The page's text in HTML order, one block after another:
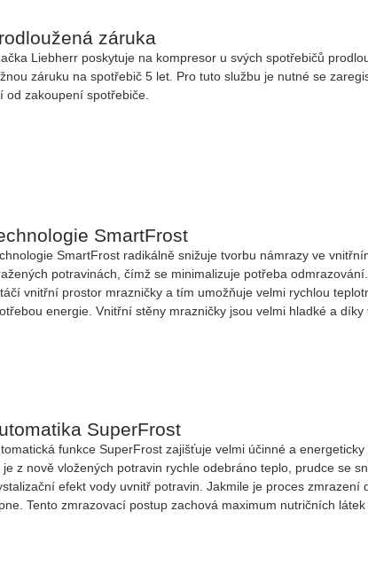
záruka
Liebherr poskytuje na kompresor u svých spotřebičů
záruku na spotřebič 5 let. Pro tuto službu je nutné se
od zakoupení spotřebiče.
SmartFrost
SmartFrost radikálně snižuje tvorbu námrazy ve
potravinách, čímž se minimalizuje potřeba
vnitřní prostor mrazničky a tím umožňuje velmi rychlou
energie. Vnitřní stěny mrazničky jsou velmi hladké a díky
SuperFrost
funkce SuperFrost zajišťuje velmi účinné a
je z nově vložených potravin rychle odebráno teplo, prudce se
efekt vody uvnitř potravin. Jakmile je proces zmrazení
Tento zmrazovací postup zachová maximum nutričních látek